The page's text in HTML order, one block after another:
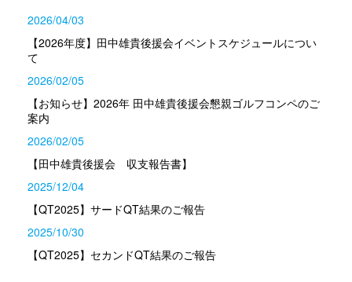
2026/04/03
【2026年度】田中雄貴後援会イベントスケジュールについ
て
2026/02/05
【お知らせ】2026年 田中雄貴後援会懇親ゴルフコンペのご
案内
2026/02/05
【田中雄貴後援会 収支報告書】
2025/12/04
【QT2025】サードQT結果のご報告
2025/10/30
【QT2025】セカンドQT結果のご報告